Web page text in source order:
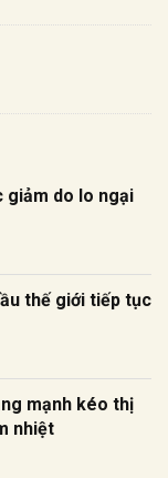
giảm do lo ngại
thế giới tiếp tục
mạnh kéo thị
nhiệt